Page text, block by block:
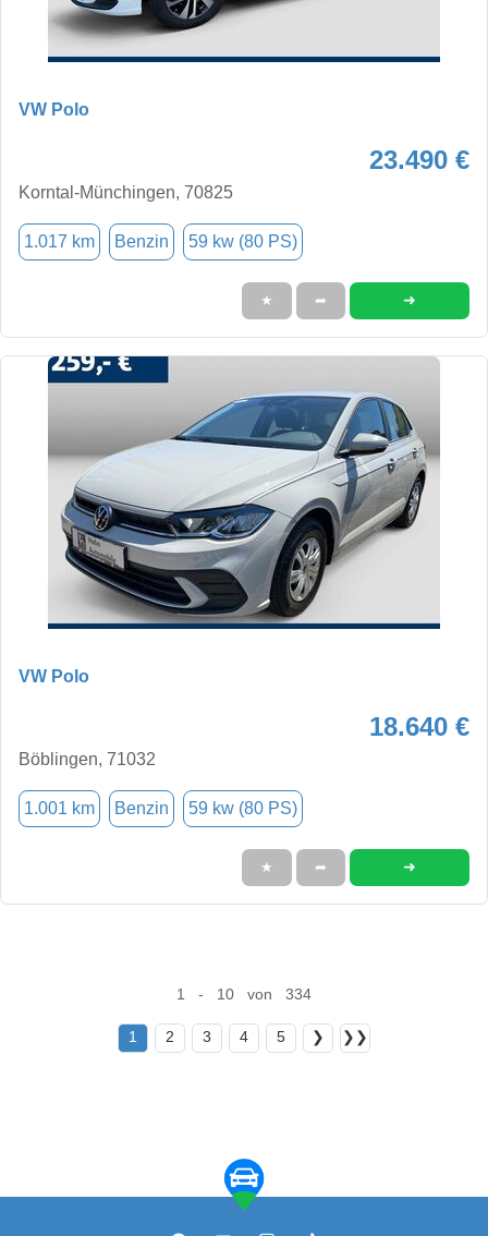
VW Polo
23.490 €
Korntal-Münchingen, 70825
1.017 km Benzin 59 kw (80 PS)
★ ➦ ➜
VW Polo
18.640 €
Böblingen, 71032
1.001 km Benzin 59 kw (80 PS)
★ ➦ ➜
1 - 10 von 334
1 2 3 4 5 ❯ ❯❯